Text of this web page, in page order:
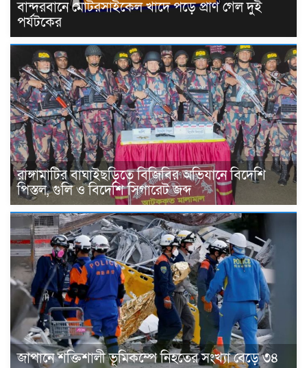
বান্দরবানে মোটরসাইকেল খাদে পড়ে প্রাণ গেল দুই
পর্যটকের
রাঙ্গামাটির বাঘাইছড়িতে বিজিবির অভিযানে বিদেশি
পিস্তল, গুলি ও বিদেশি সিগারেট জব্দ
জাপানে শক্তিশালী ভূমিকম্পে নিহতের সংখ্যা বেড়ে ৩৪